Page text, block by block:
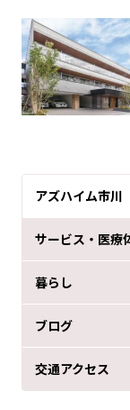
アズハイム市川
サービス・医療
暮らし
ブログ
交通アクセス